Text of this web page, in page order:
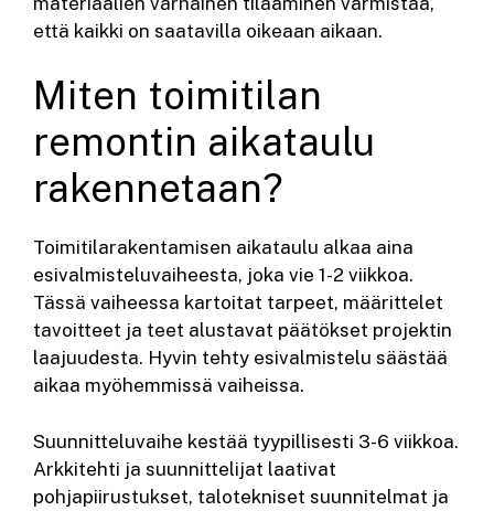
että kaikki on saatavilla oikeaan aikaan.
Miten toimitilan
remontin aikataulu
rakennetaan?
Toimitilarakentamisen aikataulu alkaa aina
esivalmisteluvaiheesta, joka vie 1-2 viikkoa.
Tässä vaiheessa kartoitat tarpeet, määrittelet
tavoitteet ja teet alustavat päätökset projektin
laajuudesta. Hyvin tehty esivalmistelu säästää
aikaa myöhemmissä vaiheissa.
Suunnitteluvaihe kestää tyypillisesti 3-6 viikkoa.
Arkkitehti ja suunnittelijat laativat
pohjapiirustukset, talotekniset suunnitelmat ja